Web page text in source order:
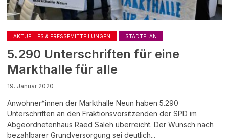
AKTUELLES & PRESSEMITTEILUNGEN STADTPLAN
5.290 Unterschriften für eine
Markthalle für alle
19. Januar 2020
Anwohner*innen der Markthalle Neun haben 5.290
Unterschriften an den Fraktionsvorsitzenden der SPD im
Abgeordnetenhaus Raed Saleh überreicht. Der Wunsch nach
bezahlbarer Grundversorgung sei deutlich...